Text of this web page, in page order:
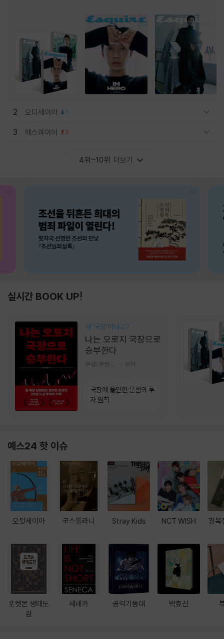
2 오디세이아 1
3 에스콰이어 2
4위~10위 더보기
실시간 BOOK UP!
왜 ‘국장‘이냐고?
나는 오로지 국장으로
승부한다
부키
국장에 올인한 문샘의 투
자 원칙
예스24 핫 이슈
오뒷세이아
포켓몬 생태도
감
코스톨라니
세네카
Stray Kids
공각기동대
NCT WISH
박효신
광복